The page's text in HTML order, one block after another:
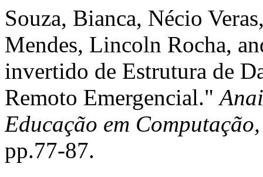
Souza, Bianca, Nécio
Mendes, Lincoln Rocha,
invertido de Estrutura de
Remoto Emergencial."
Educação em
pp.77-87.